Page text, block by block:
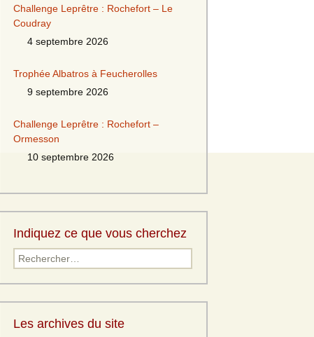
Challenge Leprêtre : Rochefort – Le
Coudray
4 septembre 2026
Trophée Albatros à Feucherolles
9 septembre 2026
Challenge Leprêtre : Rochefort –
Ormesson
10 septembre 2026
Indiquez ce que vous cherchez
Les archives du site